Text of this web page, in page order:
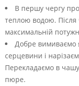
В першу чергу
теплою водою. Після
максимальній
Добре вимиваємо
серцевини і
Перекладаємо в
пюре.